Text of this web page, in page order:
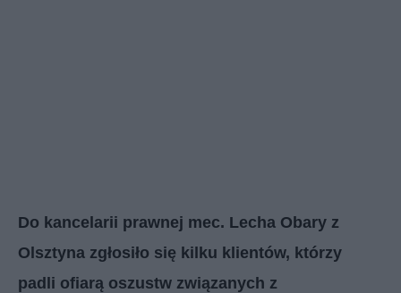
Do kancelarii prawnej mec. Lecha Obary z
Olsztyna zgłosiło się kilku klientów, którzy
padli ofiarą oszustw związanych z